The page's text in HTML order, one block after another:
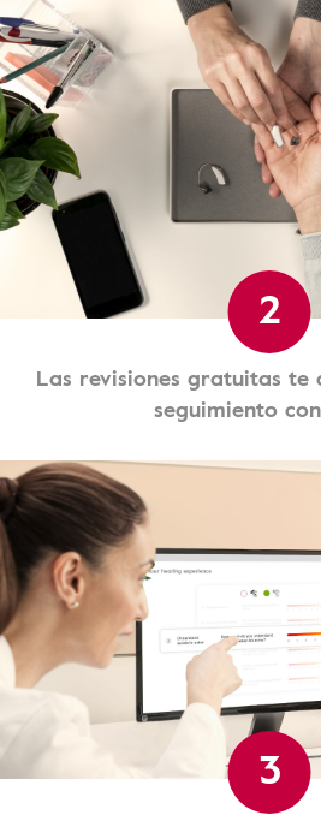
2
Las revisiones gratuitas te
seguimiento
3